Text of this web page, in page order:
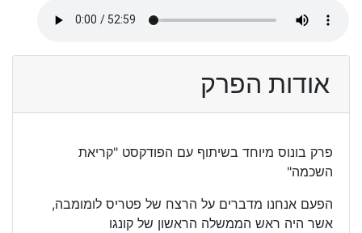
אודות הפרק
פרק בונוס מיוחד בשיתוף עם הפודקסט "קריאת
השכמה"
הפעם אנחנו מדברים על הרצח של פטריס לומומבה,
אשר היה ראש הממשלה הראשון של קונגו